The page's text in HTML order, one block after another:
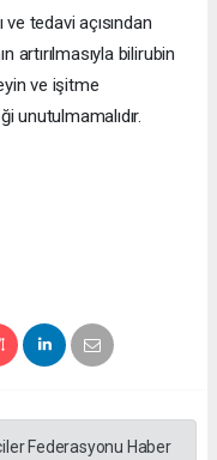
tedavi açısından
artırılmasıyla bilirubin
ve işitme
unutulmamalıdır.
Federasyonu Haber